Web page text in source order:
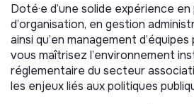
MISSIONS
Rattaché·e au Président et en
Conseil d’Administration, le·la
est responsable de la mise en
associatif et du pilotage global de
Doté·e d’une solide expérience
d’organisation, en gestion
ainsi qu’en management d’équipes
vous maîtrisez l’environnement
réglementaire du secteur
les enjeux liés aux politiques